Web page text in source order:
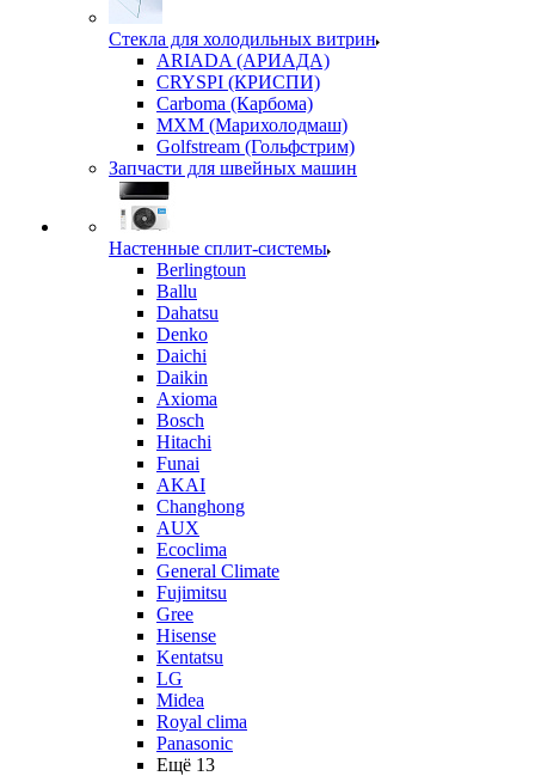
Стекла для холодильных витрин
ARIADA (АРИАДА)
CRYSPI (КРИСПИ)
Carboma (Карбома)
MXM (Марихолодмаш)
Golfstream (Гольфстрим)
Запчасти для швейных машин
Настенные сплит-системы
Berlingtoun
Ballu
Dahatsu
Denko
Daichi
Daikin
Axioma
Bosch
Hitachi
Funai
AKAI
Changhong
AUX
Ecoclima
General Climate
Fujimitsu
Gree
Hisense
Kentatsu
LG
Midea
Royal clima
Panasonic
Ещё 13